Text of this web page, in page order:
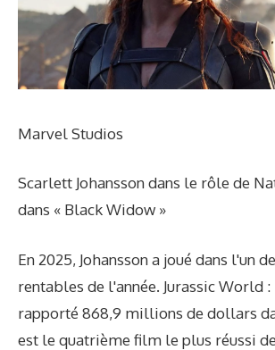
Marvel Studios
Scarlett Johansson dans le rôle de
dans « Black Widow »
En 2025, Johansson a joué dans l'un
rentables de l'année. Jurassic World :
rapporté 868,9 millions de dollars
est le quatrième film le plus réussi